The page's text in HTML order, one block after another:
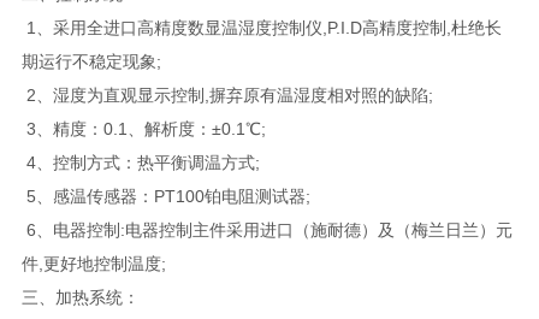
1、采用全进口高精度数显温湿度控制仪,P.I.D高精度控制,杜绝长
期运行不稳定现象;
2、湿度为直观显示控制,摒弃原有温湿度相对照的缺陷;
3、精度：0.1、解析度：±0.1℃;
4、控制方式：热平衡调温方式;
5、感温传感器：PT100铂电阻测试器;
6、电器控制:电器控制主件采用进口（施耐德）及（梅兰日兰）元
件,更好地控制温度;
三、加热系统：